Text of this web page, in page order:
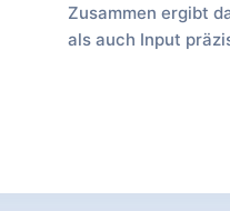
Zusammen ergibt
als auch Input